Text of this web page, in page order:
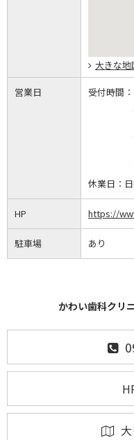
大きな地
営業日 受付時間：
休業日：
HP https://
駐車場 あり
かわい歯科クリ